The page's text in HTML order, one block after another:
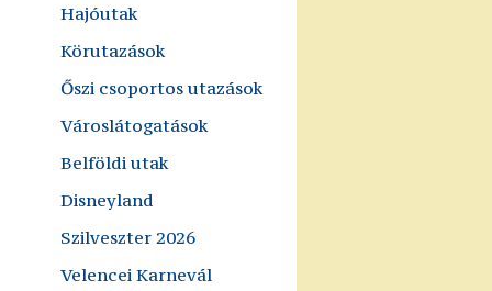
Hajóutak
Körutazások
Őszi csoportos utazások
Városlátogatások
Belföldi utak
Disneyland
Szilveszter 2026
Velencei Karnevál